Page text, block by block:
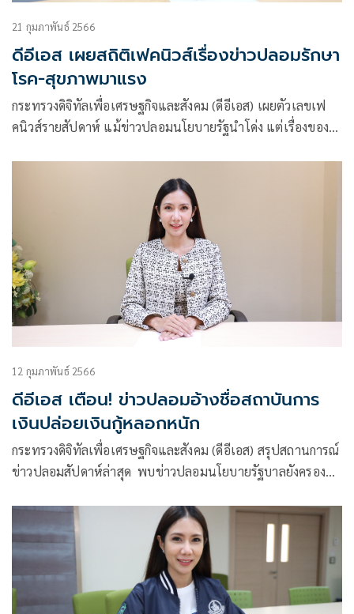
21 กุมภาพันธ์ 2566
ดีอีเอส เผยสถิติเฟคนิวส์เรื่องข่าวปลอมรักษา
โรค-สุขภาพมาแรง
กระทรวงดิจิทัลเพื่อเศรษฐกิจและสังคม (ดีอีเอส) เผยตัวเลขเฟ
คนิวส์รายสัปดาห์ แม้ข่าวปลอมนโยบายรัฐนำโด่ง แต่เรื่องของ
เสียรู้โจร เช็คข้อมูลทุกด้านให้ดีก่อนหลงเชื่อ
12 กุมภาพันธ์ 2566
ดีอีเอส เตือน! ข่าวปลอมอ้างชื่อสถาบันการ
เงินปล่อยเงินกู้หลอกหนัก
กระทรวงดิจิทัลเพื่อเศรษฐกิจและสังคม (ดีอีเอส) สรุปสถานการณ์
ข่าวปลอมสัปดาห์ล่าสุด พบข่าวปลอมนโยบายรัฐบาลยังครอง
เงินหลอกกู้เงินออนไลน์ เตือนประชาชนอย่าหลงเชื่อจนตกเป็น
เหยื่อของมิจฉาชีพ